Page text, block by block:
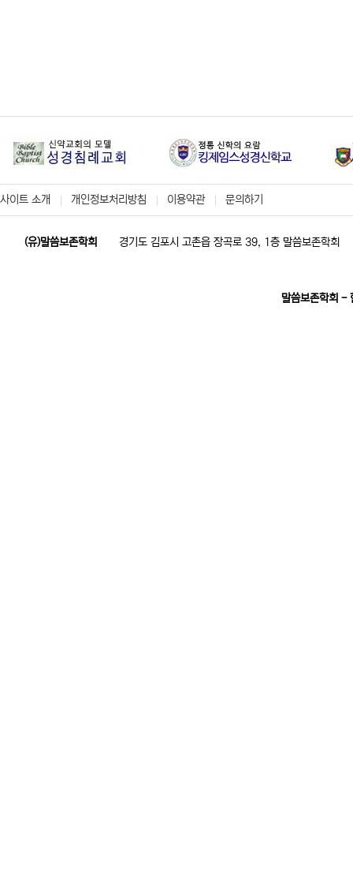
사이트 소개 개인정보처리방침 이용약관 문의하기
(유)말씀보존학회 경기도 김포시 고촌읍 장곡로 39, 1층 말씀보존학회
말씀보존학회 -